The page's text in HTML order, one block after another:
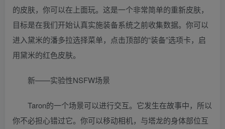
的皮肤，你可以在上面玩。这是一个非常简单的重新皮肤，
目标是在我们开始认真实施装备系统之前收集数据。你可以
进入黛米的潘多拉选择菜单，点击顶部的“装备”选项卡，启
用黛米的红色皮肤。
新——实验性NSFW场景
Taron的一个场景可以进行交互。它发生在故事中，所以
你不必担心错过它。你可以移动相机，与塔龙的身体部位互